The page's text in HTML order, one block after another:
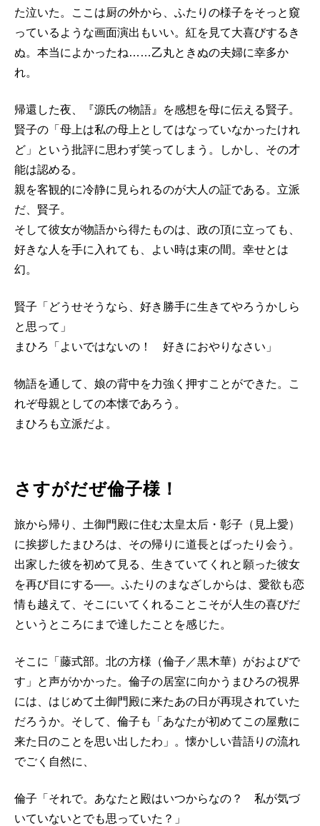
た泣いた。ここは厨の外から、ふたりの様子をそっと窺
っているような画面演出もいい。紅を見て大喜びするき
ぬ。本当によかったね……乙丸ときぬの夫婦に幸多か
れ。
帰還した夜、『源氏の物語』を感想を母に伝える賢子。
賢子の「母上は私の母上としてはなっていなかったけれ
ど」という批評に思わず笑ってしまう。しかし、その才
能は認める。
親を客観的に冷静に見られるのが大人の証である。立派
だ、賢子。
そして彼女が物語から得たものは、政の頂に立っても、
好きな人を手に入れても、よい時は束の間。幸せとは
幻。
賢子「どうせそうなら、好き勝手に生きてやろうかしら
と思って」
まひろ「よいではないの！ 好きにおやりなさい」
物語を通して、娘の背中を力強く押すことができた。こ
れぞ母親としての本懐であろう。
まひろも立派だよ。
さすがだぜ倫子様！
旅から帰り、土御門殿に住む太皇太后・彰子（見上愛）
に挨拶したまひろは、その帰りに道長とばったり会う。
出家した彼を初めて見る、生きていてくれと願った彼女
を再び目にする──。ふたりのまなざしからは、愛欲も恋
情も越えて、そこにいてくれることこそが人生の喜びだ
というところにまで達したことを感じた。
そこに「藤式部。北の方様（倫子／黒木華）がおよびで
す」と声がかかった。倫子の居室に向かうまひろの視界
には、はじめて土御門殿に来たあの日が再現されていた
だろうか。そして、倫子も「あなたが初めてこの屋敷に
来た日のことを思い出したわ」。懐かしい昔語りの流れ
でごく自然に、
倫子「それで。あなたと殿はいつからなの？ 私が気づ
いていないとでも思っていた？」